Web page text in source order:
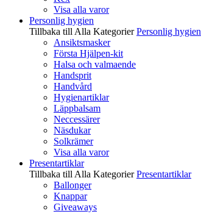
Visa alla varor
Personlig hygien
Tillbaka till Alla Kategorier Personlig hygien
Ansiktsmasker
Första Hjälpen-kit
Halsa och valmaende
Handsprit
Handvård
Hygienartiklar
Läppbalsam
Neccessärer
Näsdukar
Solkrämer
Visa alla varor
Presentartiklar
Tillbaka till Alla Kategorier Presentartiklar
Ballonger
Knappar
Giveaways